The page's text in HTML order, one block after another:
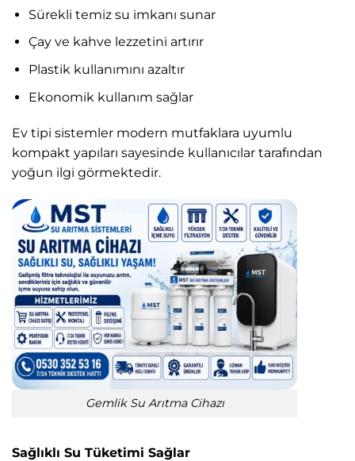
Sürekli temiz su imkanı sunar
Çay ve kahve lezzetini artırır
Plastik kullanımını azaltır
Ekonomik kullanım sağlar
Ev tipi sistemler modern mutfaklara uyumlu
kompakt yapıları sayesinde kullanıcılar tarafından
yoğun ilgi görmektedir.
Gemlik Su Arıtma Cihazı
Sağlıklı Su Tüketimi Sağlar